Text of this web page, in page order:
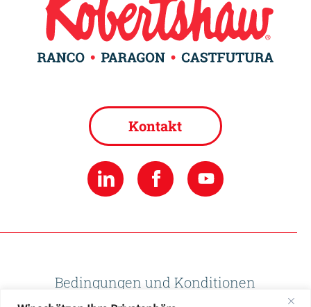
Kontakt
Bedingungen und Konditionen